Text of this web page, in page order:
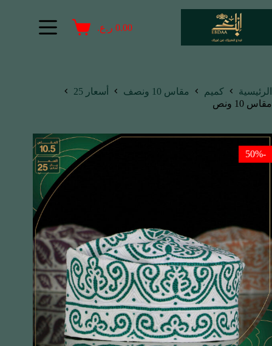
0.00 ر.ع.
الرئيسية كميم مقاس 10 ونصف
أسعار 25
مقاس 10 ونص
-50%